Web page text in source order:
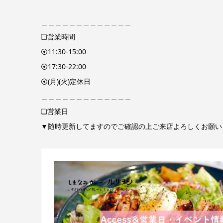
❏営業時間
⦿11:30-15:00
⦿17:30-22:00
⦿(月)(火)定休日
❏営業日
▼随時更新してますのでご確認の上ご来店よろしくお願